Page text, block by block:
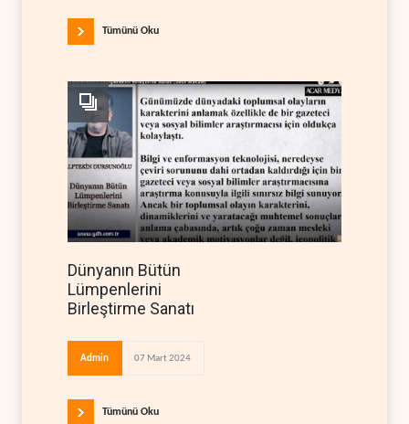
Tümünü Oku
Dünyanın Bütün
Lümpenlerini
Birleştirme Sanatı
Admin 07 Mart 2024
Tümünü Oku